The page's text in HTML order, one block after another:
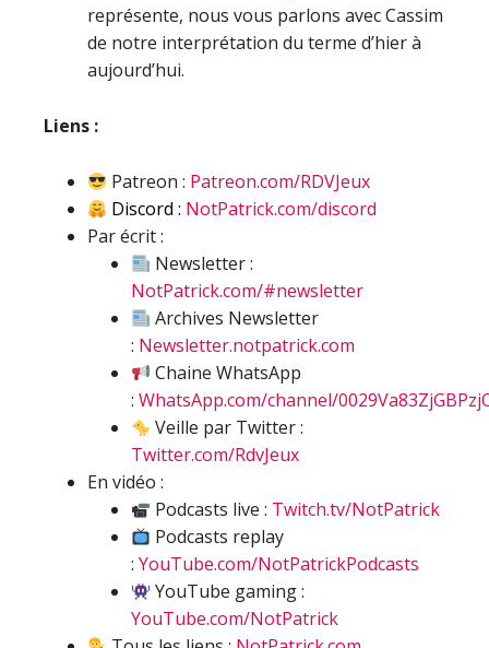
représente, nous vous parlons avec Cassim
de notre interprétation du terme d’hier à
aujourd’hui.
Liens :
Patreon : Patreon.com/RDVJeux
Discord : NotPatrick.com/discord
Par écrit :
Newsletter :
NotPatrick.com/#newsletter
Archives Newsletter
: Newsletter.notpatrick.com
Chaine WhatsApp
: WhatsApp.com/channel/
Veille par Twitter :
Twitter.com/RdvJeux
En vidéo :
Podcasts live : Twitch.tv/NotPatrick
Podcasts replay
: YouTube.com/NotPatrickPodcasts
YouTube gaming :
YouTube.com/NotPatrick